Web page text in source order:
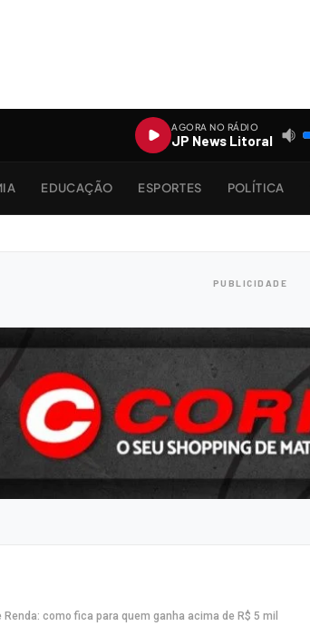
AGORA NO RÁDIO
JP News Litoral
EDUCAÇÃO ESPORTES POLÍTICA
Renda: como fica para quem ganha acima de R$ 5 mil